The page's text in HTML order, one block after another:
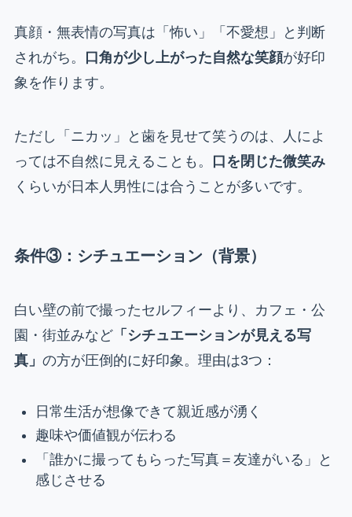
真顔・無表情の写真は「怖い」「不愛想」と判断
されがち。
口角が少し上がった自然な笑顔が好印
象を作ります。
ただし「ニカッ」と歯を見せて笑うのは、人によ
っては不自然に見えることも。
口を閉じた微笑み
くらいが日本人男性には合うことが多いです。
条件③：シチュエーション（背景）
白い壁の前で撮ったセルフィーより、カフェ・公
園・街並みなど「シチュエーションが見える写
真」 の方が圧倒的に好印象。理由は3つ：
日常生活が想像できて親近感が湧く
趣味や価値観が伝わる
「誰かに撮ってもらった写真＝友達がいる」と
感じさせる